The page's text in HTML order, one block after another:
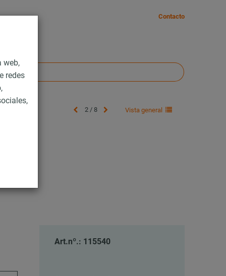
web,
redes
Contacto
2 / 8 Vista general
Art.nº.: 115540